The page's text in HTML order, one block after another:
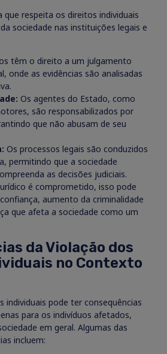
que respeita os direitos individuais
sociedade nas instituições legais e
têm o direito a um julgamento
onde as evidências são analisadas
Os agentes do Estado, como
são responsabilizados por
que não abusam de seu
Os processos legais são conduzidos
permitindo que a sociedade
as decisões judiciais.
é comprometido, isso pode
aumento da criminalidade
que afeta a sociedade como um
da Violação dos
no Contexto
individuais pode ter consequências
para os indivíduos afetados,
em geral. Algumas das
incluem: